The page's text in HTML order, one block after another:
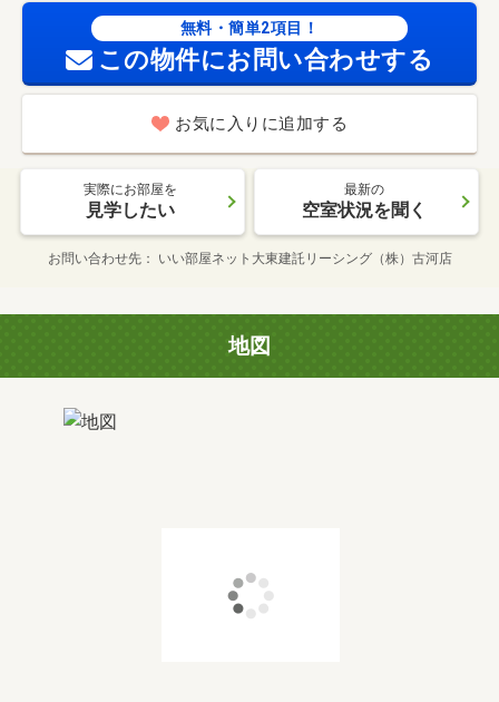
無料・簡単2項目！
この物件にお問い合わせする
お気に入りに追加する
実際にお部屋を
見学したい
最新の
空室状況を聞く
お問い合わせ先 いい部屋ネット大東建託リーシング（株）古河店
地図